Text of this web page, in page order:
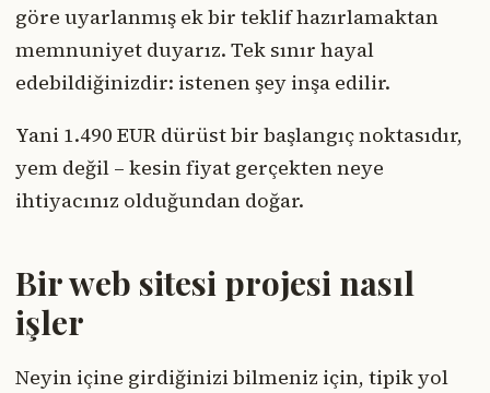
göre uyarlanmış ek bir teklif hazırlamaktan
memnuniyet duyarız. Tek sınır hayal
edebildiğinizdir: istenen şey inşa edilir.
Yani 1.490 EUR dürüst bir başlangıç noktasıdır,
yem değil – kesin fiyat gerçekten neye
ihtiyacınız olduğundan doğar.
Bir web sitesi projesi nasıl
işler
Neyin içine girdiğinizi bilmeniz için, tipik yol